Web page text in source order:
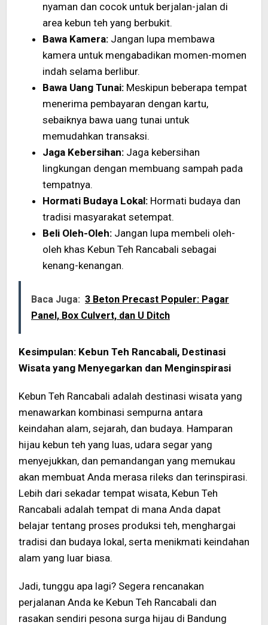
nyaman dan cocok untuk berjalan-jalan di
area kebun teh yang berbukit.
Bawa Kamera: Jangan lupa membawa
kamera untuk mengabadikan momen-momen
indah selama berlibur.
Bawa Uang Tunai: Meskipun beberapa tempat
menerima pembayaran dengan kartu,
sebaiknya bawa uang tunai untuk
memudahkan transaksi.
Jaga Kebersihan: Jaga kebersihan
lingkungan dengan membuang sampah pada
tempatnya.
Hormati Budaya Lokal: Hormati budaya dan
tradisi masyarakat setempat.
Beli Oleh-Oleh: Jangan lupa membeli oleh-
oleh khas Kebun Teh Rancabali sebagai
kenang-kenangan.
Baca Juga: 3 Beton Precast Populer: Pagar
Panel, Box Culvert, dan U Ditch
Kesimpulan: Kebun Teh Rancabali, Destinasi
Wisata yang Menyegarkan dan Menginspirasi
Kebun Teh Rancabali adalah destinasi wisata yang
menawarkan kombinasi sempurna antara
keindahan alam, sejarah, dan budaya. Hamparan
hijau kebun teh yang luas, udara segar yang
menyejukkan, dan pemandangan yang memukau
akan membuat Anda merasa rileks dan terinspirasi.
Lebih dari sekadar tempat wisata, Kebun Teh
Rancabali adalah tempat di mana Anda dapat
belajar tentang proses produksi teh, menghargai
tradisi dan budaya lokal, serta menikmati keindahan
alam yang luar biasa.
Jadi, tunggu apa lagi? Segera rencanakan
perjalanan Anda ke Kebun Teh Rancabali dan
rasakan sendiri pesona surga hijau di Bandung